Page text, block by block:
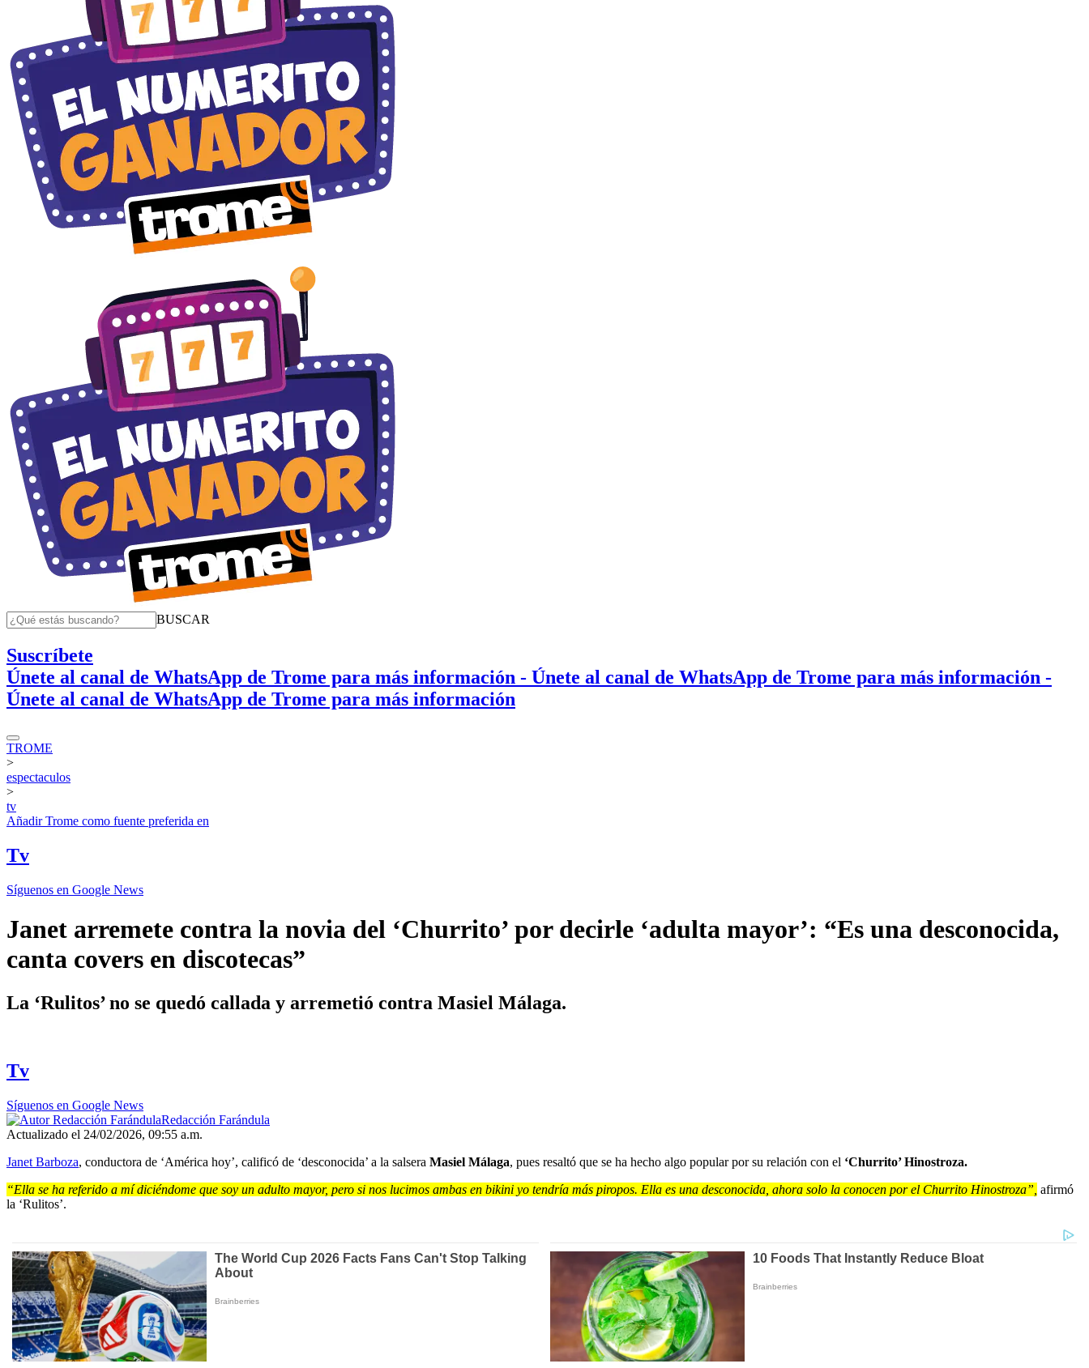
BUSCAR
Suscríbete
Únete al canal de WhatsApp de Trome para más información - Únete al canal de WhatsApp de Trome para más información -
Únete al canal de WhatsApp de Trome para más información
TROME
>
espectaculos
>
tv
AñadirTrome como fuente preferida en
Tv
Síguenos en Google News
Janet arremete contra la novia del ‘Churrito’ por decirle ‘adulta mayor’: “Es una desconocida,
canta covers en discotecas”
La ‘Rulitos’ no se quedó callada y arremetió contra Masiel Málaga.
Tv
Síguenos en Google News
Redacción Farándula
Actualizado el 24/02/2026, 09:55 a.m.
Janet Barboza, conductora de ‘América hoy’, calificó de ‘desconocida’ a la salsera Masiel Málaga, pues resaltó que se ha hecho algo popular por su relación con el ‘Churrito’ Hinostroza.
“Ella se ha referido a mí diciéndome que soy un adulto mayor, pero si nos lucimos ambas en bikini yo tendría más piropos. Ella es una desconocida, ahora solo la conocen por el Churrito Hinostroza”, afirmó
la ‘Rulitos’.